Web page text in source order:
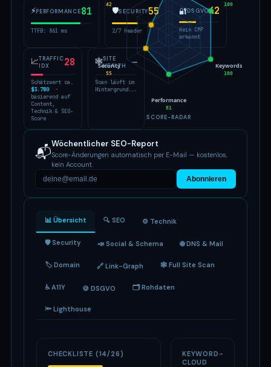
⚡PERFORMANCE81
TTFB: 861 ms
🛡SECURITY55
2/7 Header
🔐DSGVO42
Kein CMP
erkannt
📈TRAFFIC
IDX
28
Schätzwert ca.
$3.780 ·
basierend auf
Content,
Technik & SEO-
Score
🕸SITE
HEALTH
—
Scan läuft im
Hintergrund...
100
Keywords
100
Performance
81
Security
55
42
SCORE-RADAR
📬Wöchentlicher SEO-Report
Score-Änderungen automatisch per E-Mail — kostenlos,
kein Account.
Abonnieren
📊 Übersicht 🔍 SEO ⚙️ Technik
🛡 Security 📣 Social & Schema 🌐 DNS & Mail
🏷 Domain 🔗 Link-Graph 🕸 Full Site Scan
♿ A11Y 🍪 DSGVO 🗂 Rohdaten
🔦 Lighthouse
CHECKLISTE (14/26)
KEYWORD-
CLOUD